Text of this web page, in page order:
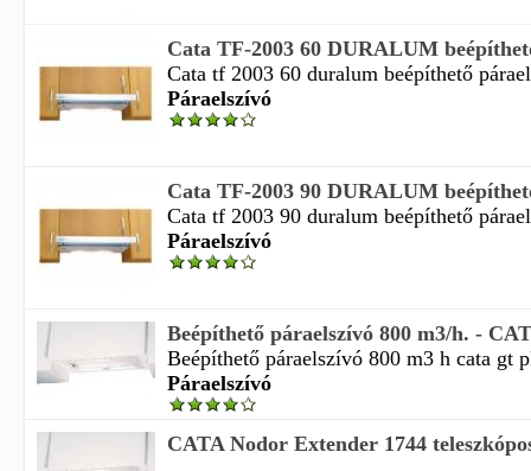
Cata TF-2003 60 DURALUM
Cata tf 2003 60 duralum beépíthető
Páraelszívó
Cata TF-2003 90 DURALUM
Cata tf 2003 90 duralum beépíthető
Páraelszívó
Beépíthető páraelszívó 800 m3/h. -
Beépíthető páraelszívó 800 m3 h cata gt
Páraelszívó
CATA Nodor Extender 1744